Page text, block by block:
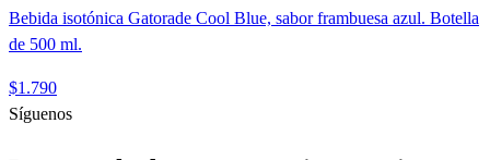
Bebida isotónica Gatorade Cool Blue, sabor frambuesa azul. Botella
de 500 ml.
$1.790
Síguenos